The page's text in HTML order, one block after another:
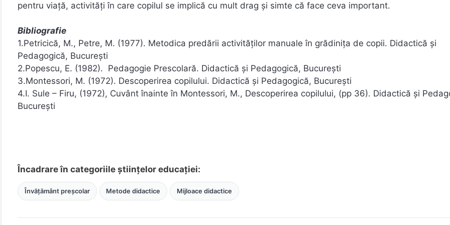
pentru viață, activități în care copilul se implică cu mult drag și simte că face ceva important.
Bibliografie
1.Petricică, M., Petre, M. (1977). Metodica predării activităților manuale în grădinița de copii. Didactică și
Pedagogică, București
2.Popescu, E. (1982). Pedagogie Prescolară. Didactică și Pedagogică, București
3.Montessori, M. (1972). Descoperirea copilului. Didactică și Pedagogică, București
4.I. Sule – Firu, (1972), Cuvânt înainte în Montessori, M., Descoperirea copilului, (pp 36). Didactică și
București
Încadrare în categoriile științelor educației:
Învățământ preșcolar Metode didactice Mijloace didactice